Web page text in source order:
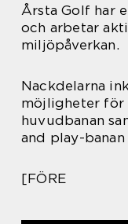
Årsta Golf har
och arbetar
miljöpåverkan.
Nackdelarna
möjligheter för
huvudbanan
and play-
[FÖRE